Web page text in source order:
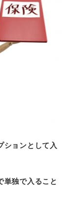
ションとして入
単独で入ること